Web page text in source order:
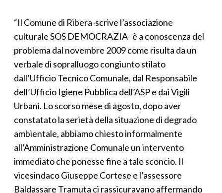
“Il Comune di Ribera-scrive l’associazione
culturale SOS DEMOCRAZIA- è a conoscenza del
problema dal novembre 2009 come risulta da un
verbale di sopralluogo congiunto stilato
dall’Ufficio Tecnico Comunale, dal Responsabile
dell’Ufficio Igiene Pubblica dell’ASP e dai Vigili
Urbani. Lo scorso mese di agosto, dopo aver
constatato la serietà della situazione di degrado
ambientale, abbiamo chiesto informalmente
all’Amministrazione Comunale un intervento
immediato che ponesse fine a tale sconcio. Il
vicesindaco Giuseppe Cortese e l’assessore
Baldassare Tramuta ci rassicuravano affermando